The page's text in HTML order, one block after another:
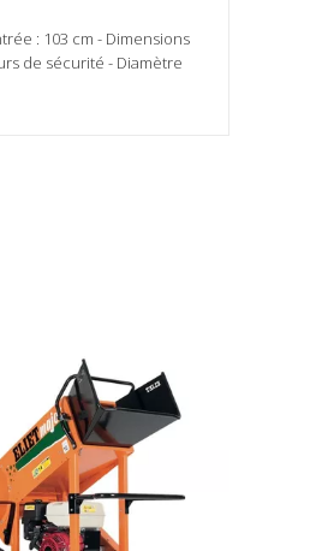
: 103 cm - Dimensions
de sécurité - Diamètre